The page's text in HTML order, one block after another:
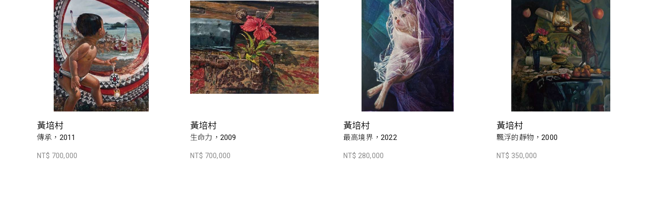
黃培村
傳承，2011
NT$ 700,000
黃培村
生命力，2009
NT$ 700,000
黃培村
最高境界，2022
NT$ 280,000
黃培村
飄浮的靜物，2000
NT$ 350,000